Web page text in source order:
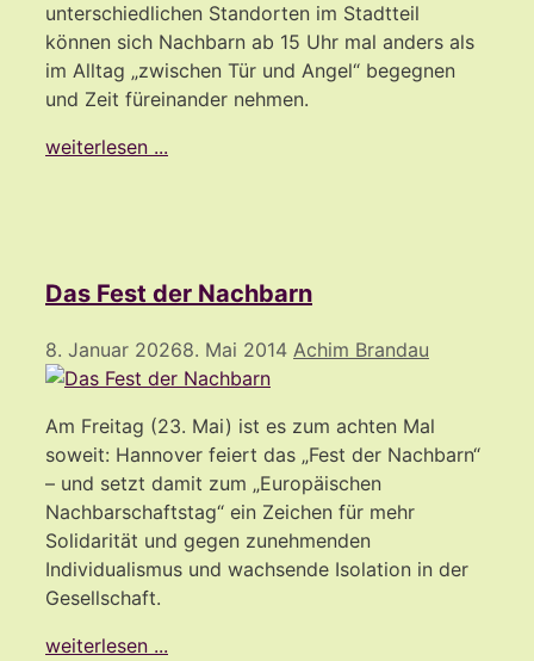
unterschiedlichen Standorten im Stadtteil
können sich Nachbarn ab 15 Uhr mal anders als
im Alltag „zwischen Tür und Angel“ begegnen
und Zeit füreinander nehmen.
weiterlesen ...
Das Fest der Nachbarn
8. Januar 20268. Mai 2014 Achim Brandau
Am Freitag (23. Mai) ist es zum achten Mal
soweit: Hannover feiert das „Fest der Nachbarn“
– und setzt damit zum „Europäischen
Nachbarschaftstag“ ein Zeichen für mehr
Solidarität und gegen zunehmenden
Individualismus und wachsende Isolation in der
Gesellschaft.
weiterlesen ...